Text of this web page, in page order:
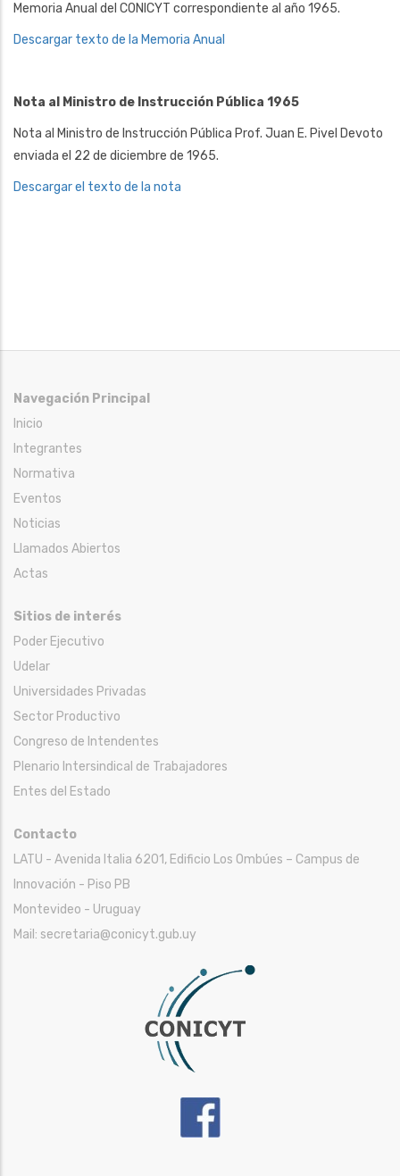
Memoria Anual del CONICYT correspondiente al año 1965.
Descargar texto de la Memoria Anual
Nota al Ministro de Instrucción Pública 1965
Nota al Ministro de Instrucción Pública Prof. Juan E. Pivel Devoto
enviada el 22 de diciembre de 1965.
Descargar el texto de la nota
Navegación Principal
Inicio
Integrantes
Normativa
Eventos
Noticias
Llamados Abiertos
Actas
Sitios de interés
Poder Ejecutivo
Udelar
Universidades Privadas
Sector Productivo
Congreso de Intendentes
Plenario Intersindical de Trabajadores
Entes del Estado
Contacto
LATU - Avenida Italia 6201, Edificio Los Ombúes – Campus de
Innovación - Piso PB
Montevideo - Uruguay
Mail: secretaria@conicyt.gub.uy